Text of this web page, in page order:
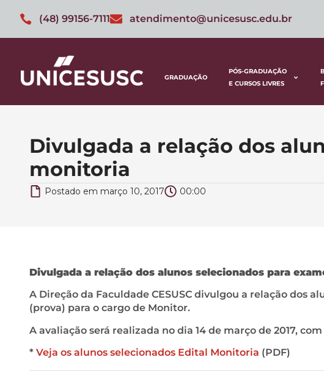
(48) 99156-7111 atendimento@unicesusc.edu.br
GRADUAÇÃO
PÓS-GRADUAÇÃO
E CURSOS LIVRES
Divulgada a relação dos
monitoria
Postado em março 10, 2017 00:00
Divulgada a relação dos alunos selecionados para
A Direção da Faculdade CESUSC divulgou a relação dos
(prova) para o cargo de Monitor.
A avaliação será realizada no dia 14 de março de 2017, com
* Veja os alunos selecionados Edital Monitoria (PDF)